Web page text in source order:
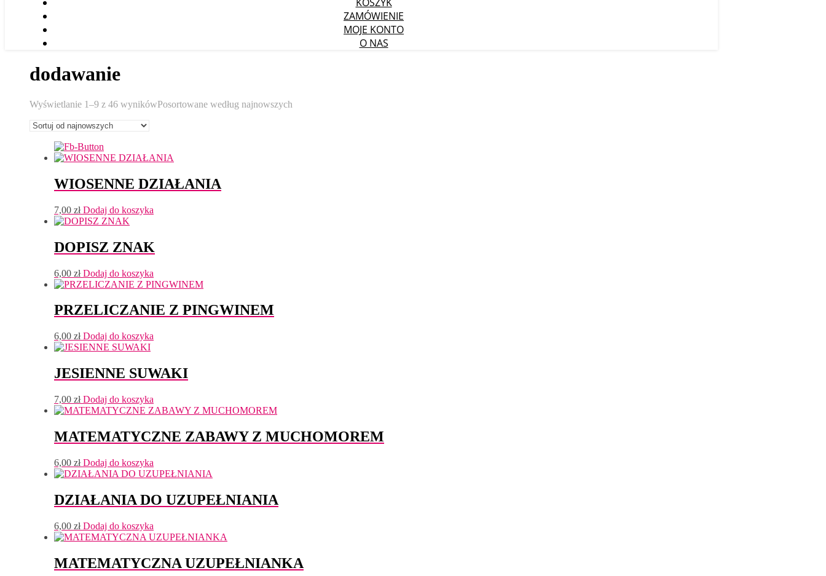
ZAMÓWIENIE
MOJE KONTO
O NAS
dodawanie
Wyświetlanie 1–9 z 46 wynikówPosortowane według najnowszych
WIOSENNE DZIAŁANIA
7,00 zł Dodaj do koszyka
DOPISZ ZNAK
6,00 zł Dodaj do koszyka
PRZELICZANIE Z PINGWINEM
6,00 zł Dodaj do koszyka
JESIENNE SUWAKI
7,00 zł Dodaj do koszyka
MATEMATYCZNE ZABAWY Z MUCHOMOREM
6,00 zł Dodaj do koszyka
DZIAŁANIA DO UZUPEŁNIANIA
6,00 zł Dodaj do koszyka
MATEMATYCZNA UZUPEŁNIANKA